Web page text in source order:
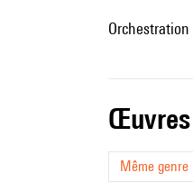
Orchestration
Même genre